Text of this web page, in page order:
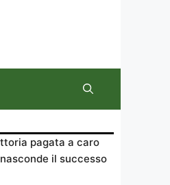
pagata a caro
il successo